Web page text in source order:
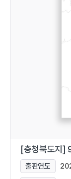
[충청북도지]
출판연도